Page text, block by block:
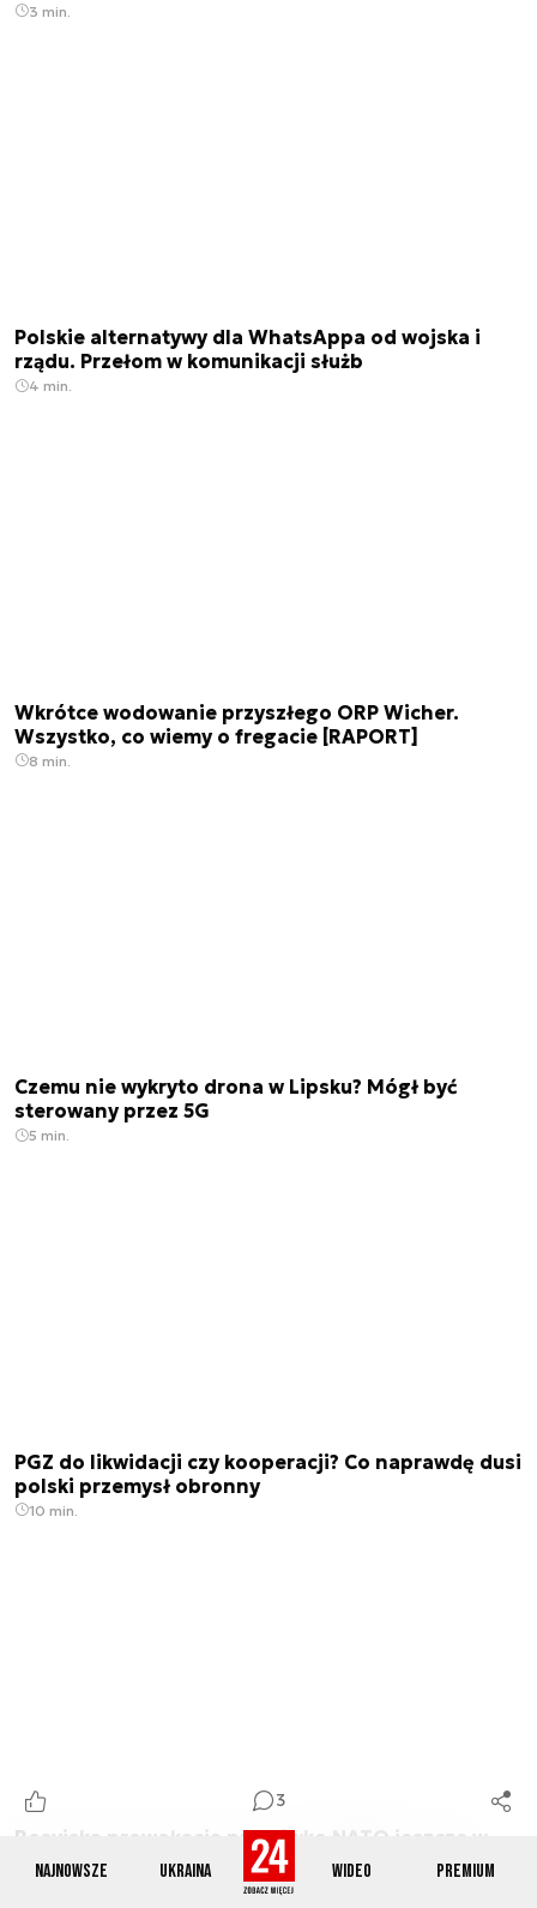
Najnowsze Ukraina Wideo Premium
3
3 min.
Polskie alternatywy dla WhatsAppa od wojska i
rządu. Przełom w komunikacji służb
4 min.
Wkrótce wodowanie przyszłego ORP Wicher.
Wszystko, co wiemy o fregacie [RAPORT]
8 min.
Czemu nie wykryto drona w Lipsku? Mógł być
sterowany przez 5G
5 min.
PGZ do likwidacji czy kooperacji? Co naprawdę dusi
polski przemysł obronny
10 min.
Rosyjska prowokacja przeciwko NATO jeszcze w
trakcie wojny? Ostrzeżenie z USA